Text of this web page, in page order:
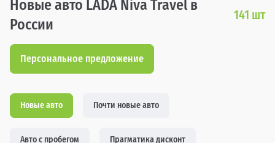
Новые авто LADA Niva Travel в
России
141 шт
Персональное предложение
Новые авто Почти новые авто
Авто с пробегом Прагматика дисконт